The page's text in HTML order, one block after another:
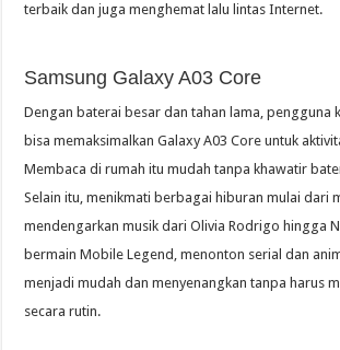
terbaik dan juga menghemat lalu lintas Internet.
Samsung Galaxy A03 Core
Dengan baterai besar dan tahan lama, pengguna
bisa memaksimalkan Galaxy A03 Core untuk
Membaca di rumah itu mudah tanpa khawatir
Selain itu, menikmati berbagai hiburan mulai dari
mendengarkan musik dari Olivia Rodrigo hingga
bermain Mobile Legend, menonton serial dan
menjadi mudah dan menyenangkan tanpa harus
secara rutin.